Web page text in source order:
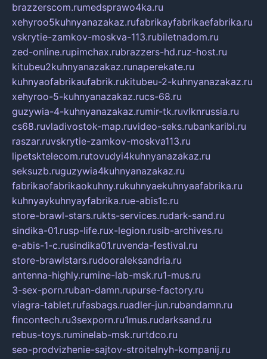
brazzerscom.rumedsprawo4ka.ru
xehyroo5kuhnyanazakaz.rufabrikayfabrikaefabrika.ru
vskrytie-zamkov-moskva-113.rubiletnadom.ru
zed-online.rupimchax.rubrazzers-hd.ruz-host.ru
kitubeu2kuhnyanazakaz.runaperekate.ru
kuhnyaofabrikaufabrik.rukitubeu-2-kuhnyanazakaz.ru
xehyroo-5-kuhnyanazakaz.rucs-68.ru
guzywia-4-kuhnyanazakaz.rumir-tk.ruvlknrussia.ru
cs68.ruvladivostok-map.ruvideo-seks.rubankaribi.ru
raszar.ruvskrytie-zamkov-moskva113.ru
lipetsktelecom.rutovudyi4kuhnyanazakaz.ru
seksuzb.ruguzywia4kuhnyanazakaz.ru
fabrikaofabrikaokuhny.rukuhnyaekuhnyaafabrika.ru
kuhnyaykuhnyayfabrika.rue-abis1c.ru
store-brawl-stars.rukts-services.rudark-sand.ru
sindika-01.rusp-life.rux-legion.rusib-archives.ru
e-abis-1-c.rusindika01.ruvenda-festival.ru
store-brawlstars.rudooraleksandria.ru
antenna-highly.rumine-lab-msk.ru1-mus.ru
3-sex-porn.ruban-damn.rupurse-factory.ru
viagra-tablet.rufasbags.ruadler-jun.rubandamn.ru
fincontech.ru3sexporn.ru1mus.rudarksand.ru
rebus-toys.ruminelab-msk.rurtdco.ru
seo-prodvizhenie-sajtov-stroitelnyh-kompanij.ru